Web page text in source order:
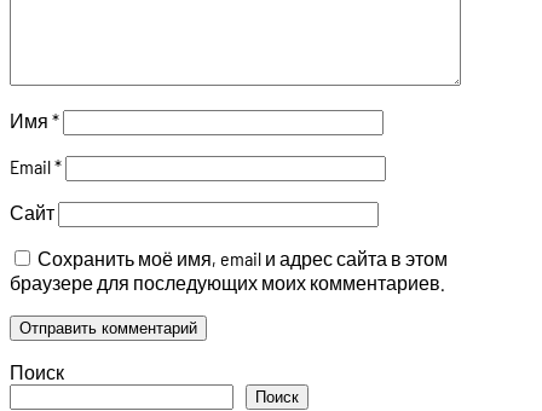
Имя *
Email*
Сайт
Сохранить моё имя, email и адрес сайта в этом
браузере для последующих моих комментариев.
Поиск
Поиск